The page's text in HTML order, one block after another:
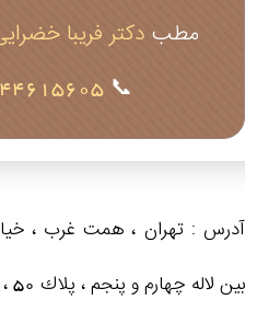
مطب دکتر فریبا
📞
44615605 - 021
آدرس : تهران ، همت غرب ،
بین لاله چهارم و پنجم ، پلاك 50 ، طبقه سوم